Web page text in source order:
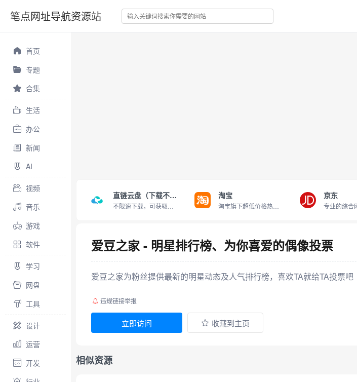
笔点网址导航资源站
首页
专题
合集
生活
办公
新闻
AI
视频
音乐
游戏
软件
学习
网盘
工具
设计
运营
开发
直链云盘（下载不限速） 淘宝 京东
爱豆之家 - 明星排行榜、为你喜爱的偶像投票
爱豆之家为粉丝提供最新的明星动态及人气排行榜，喜欢TA就给TA投票吧
违规链接举报
立即访问 收藏到主页
相似资源